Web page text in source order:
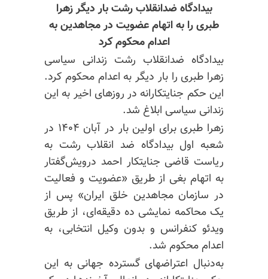
بیدادگاه ضدانقلاب رشت بار دیگر زهرا
طبری را به اتهام عضویت در مجاهدین به
اعدام محکوم کرد
بیدادگاه ضدانقلاب رشت زندانی سیاسی
زهرا طبری را بار دیگر به اعدام محکوم کرد.
این حکم جنایتکارانه در روزهای اخیر به این
زندانی سیاسی ابلاغ شد.
زهرا طبری برای اولین بار در آبان ۱۴۰۴ در
شعبه اول بیدادگاه ضد انقلاب رشت به
ریاست قاضی جنایتکار احمد درویش‌گفتار
به اتهام بغی از طریق «عضویت و فعالیت
در سازمان مجاهدین خلق ایران» پس از
یک محاکمه نمایشی ده دقیقه‌ای، از طریق
ویدئو کنفرانس و بدون وکیل انتخابی، به
اعدام محکوم شد.
به‌دنبال اعتراضهای گسترده جهانی به این